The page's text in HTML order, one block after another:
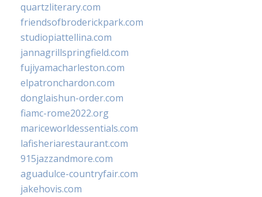
quartzliterary.com
friendsofbroderickpark.com
studiopiattellina.com
jannagrillspringfield.com
fujiyamacharleston.com
elpatronchardon.com
donglaishun-order.com
fiamc-rome2022.org
mariceworldessentials.com
lafisheriarestaurant.com
915jazzandmore.com
aguadulce-countryfair.com
jakehovis.com